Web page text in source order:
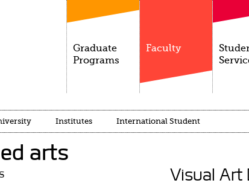
Graduate
Programs
Faculty
Institutes International Student
arts
Visual Art